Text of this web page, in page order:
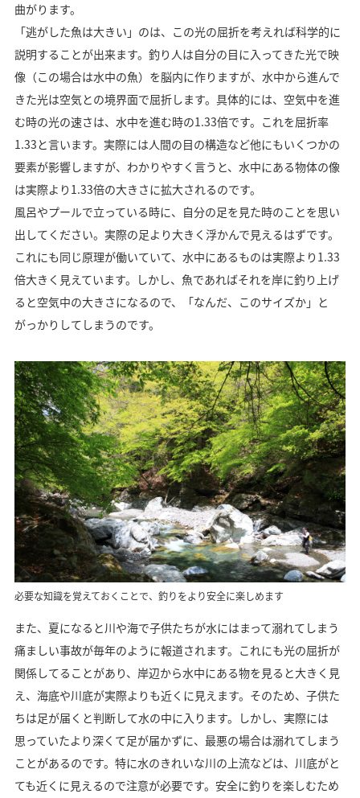
曲がります。
「逃がした魚は大きい」のは、この光の屈折を考えれば科学的に
説明することが出来ます。釣り人は自分の目に入ってきた光で映
像（この場合は水中の魚）を脳内に作りますが、水中から進んで
きた光は空気との境界面で屈折します。具体的には、空気中を進
む時の光の速さは、水中を進む時の1.33倍です。これを屈折率
1.33と言います。実際には人間の目の構造など他にもいくつかの
要素が影響しますが、わかりやすく言うと、水中にある物体の像
は実際より1.33倍の大きさに拡大されるのです。
風呂やプールで立っている時に、自分の足を見た時のことを思い
出してください。実際の足より大きく浮かんで見えるはずです。
これにも同じ原理が働いていて、水中にあるものは実際より1.33
倍大きく見えています。しかし、魚であればそれを岸に釣り上げ
ると空気中の大きさになるので、「なんだ、このサイズか」と
がっかりしてしまうのです。
必要な知識を覚えておくことで、釣りをより安全に楽しめます
また、夏になると川や海で子供たちが水にはまって溺れてしまう
痛ましい事故が毎年のように報道されます。これにも光の屈折が
関係してることがあり、岸辺から水中にある物を見ると大きく見
え、海底や川底が実際よりも近くに見えます。そのため、子供た
ちは足が届くと判断して水の中に入ります。しかし、実際には
思っていたより深くて足が届かずに、最悪の場合は溺れてしまう
ことがあるのです。特に水のきれいな川の上流などは、川底がと
ても近くに見えるので注意が必要です。安全に釣りを楽しむため